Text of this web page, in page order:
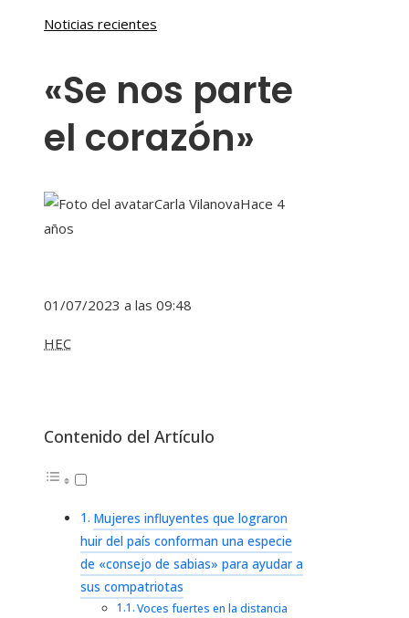
Noticias recientes
«Se nos parte
el corazón»
Carla VilanovaHace 4
años
01/07/2023 a las 09:48
HEC
Contenido del Artículo
Mujeres influyentes que lograron
huir del país conforman una especie
de «consejo de sabias» para ayudar a
sus compatriotas
Voces fuertes en la distancia